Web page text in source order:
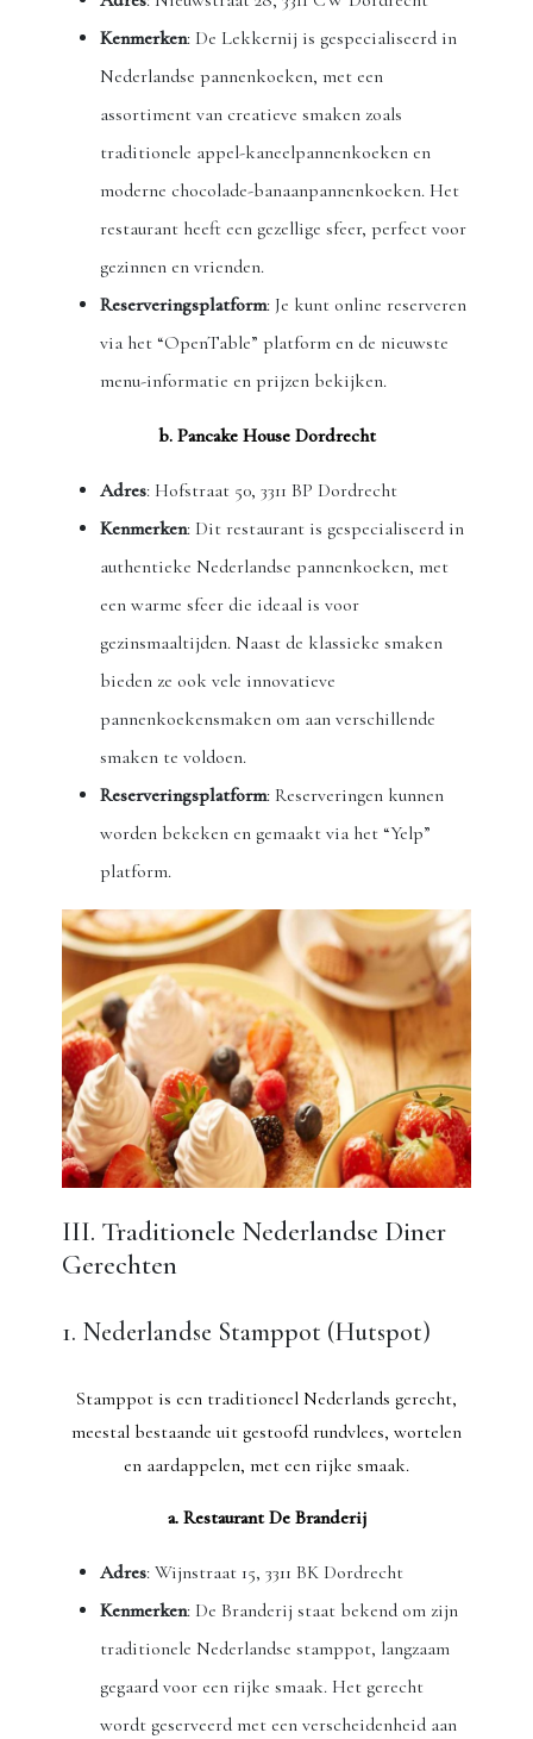
Kenmerken: De Lekkernij is gespecialiseerd in
Nederlandse pannenkoeken, met een
assortiment van creatieve smaken zoals
traditionele appel-kaneelpannenkoeken en
moderne chocolade-banaanpannenkoeken. Het
restaurant heeft een gezellige sfeer, perfect voor
gezinnen en vrienden.
Reserveringsplatform: Je kunt online reserveren
via het “OpenTable” platform en de nieuwste
menu-informatie en prijzen bekijken.
b. Pancake House Dordrecht
Adres: Hofstraat 50, 3311 BP Dordrecht
Kenmerken: Dit restaurant is gespecialiseerd in
authentieke Nederlandse pannenkoeken, met
een warme sfeer die ideaal is voor
gezinsmaaltijden. Naast de klassieke smaken
bieden ze ook vele innovatieve
pannenkoekensmaken om aan verschillende
smaken te voldoen.
Reserveringsplatform: Reserveringen kunnen
worden bekeken en gemaakt via het “Yelp”
platform.
III. Traditionele Nederlandse Diner
Gerechten
1. Nederlandse Stamppot (Hutspot)
Stamppot is een traditioneel Nederlands gerecht,
meestal bestaande uit gestoofd rundvlees, wortelen
en aardappelen, met een rijke smaak.
a. Restaurant De Branderij
Adres: Wijnstraat 15, 3311 BK Dordrecht
Kenmerken: De Branderij staat bekend om zijn
traditionele Nederlandse stamppot, langzaam
gegaard voor een rijke smaak. Het gerecht
wordt geserveerd met een verscheidenheid aan